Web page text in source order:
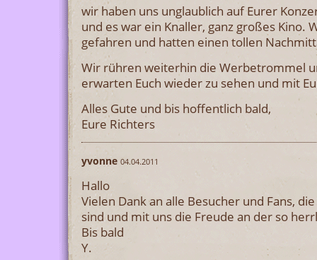
wir haben uns unglaublich auf Eurer
und es war ein Knaller, ganz großes Kino.
gefahren und hatten einen tollen
Wir rühren weiterhin die Werbetrommel
erwarten Euch wieder zu sehen und mit
Alles Gute und bis hoffentlich bald,
Eure Richters
yvonne 04.04.2011
Hallo
Vielen Dank an alle Besucher und Fans,
sind und mit uns die Freude an der so
Bis bald
Y.